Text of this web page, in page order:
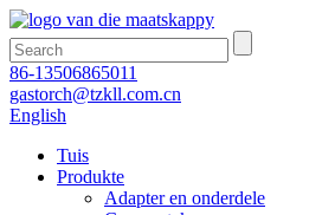
86-13506865011
gastorch@tzkll.com.cn
English
Tuis
Produkte
Adapter en onderdele